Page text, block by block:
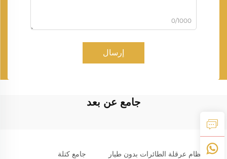
0/1000
إرسال
جامع عن بعد
نظام عرقلة الطائرات بدون طيار جامع كتلة